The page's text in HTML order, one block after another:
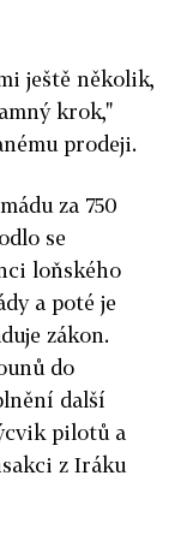
ještě několik,
krok,"
prodeji.
za 750
se
loňského
a poté je
zákon.
do
další
pilotů a
z Iráku